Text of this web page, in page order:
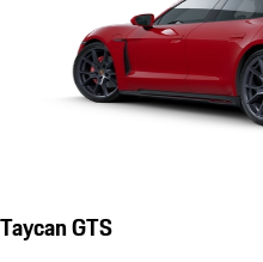
Taycan GTS